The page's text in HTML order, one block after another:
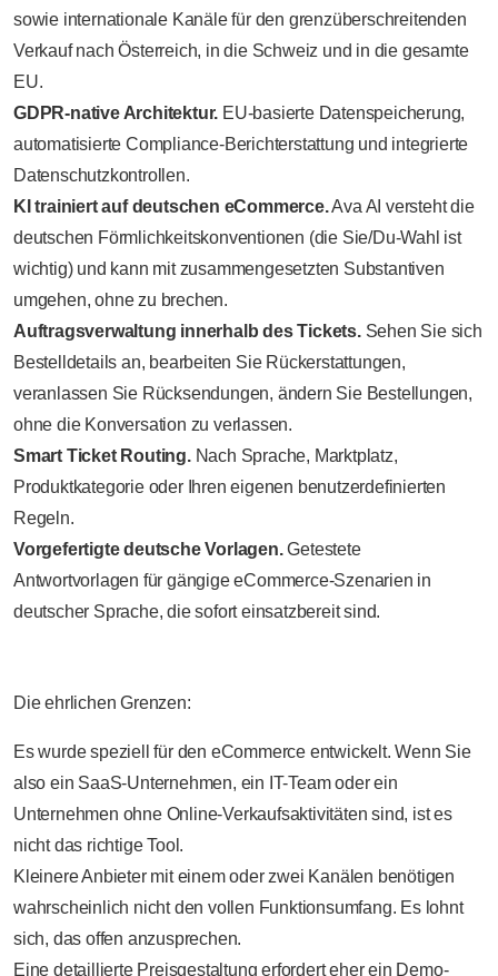
sowie internationale Kanäle für den grenzüberschreitenden
Verkauf nach Österreich, in die Schweiz und in die gesamte
EU.
GDPR-native Architektur. EU-basierte Datenspeicherung,
automatisierte Compliance-Berichterstattung und integrierte
Datenschutzkontrollen.
KI trainiert auf deutschen eCommerce.Ava AI versteht die
deutschen Förmlichkeitskonventionen (die Sie/Du-Wahl ist
wichtig) und kann mit zusammengesetzten Substantiven
umgehen, ohne zu brechen.
Auftragsverwaltung innerhalb des Tickets.Sehen Sie sich
Bestelldetails an, bearbeiten Sie Rückerstattungen,
veranlassen Sie Rücksendungen, ändern Sie Bestellungen,
ohne die Konversation zu verlassen.
Smart Ticket Routing.Nach Sprache, Marktplatz,
Produktkategorie oder Ihren eigenen benutzerdefinierten
Regeln.
Vorgefertigte deutsche Vorlagen.Getestete
Antwortvorlagen für gängige eCommerce-Szenarien in
deutscher Sprache, die sofort einsatzbereit sind.
Die ehrlichen Grenzen:
Es wurde speziell für den eCommerce entwickelt. Wenn Sie
also ein SaaS-Unternehmen, ein IT-Team oder ein
Unternehmen ohne Online-Verkaufsaktivitäten sind, ist es
nicht das richtige Tool.
Kleinere Anbieter mit einem oder zwei Kanälen benötigen
wahrscheinlich nicht den vollen Funktionsumfang. Es lohnt
sich, das offen anzusprechen.
Eine detaillierte Preisgestaltung erfordert eher ein Demo-